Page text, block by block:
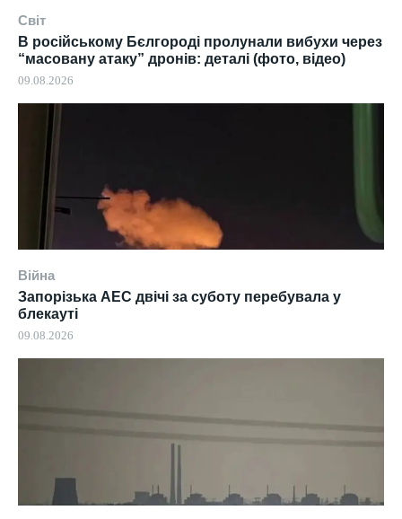
Світ
В російському Бєлгороді пролунали вибухи через
“масовану атаку” дронів: деталі (фото, відео)
09.08.2026
Війна
Запорізька АЕС двічі за суботу перебувала у
блекауті
09.08.2026